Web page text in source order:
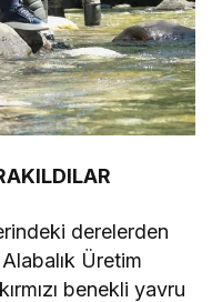
derelerden
Üretim
benekli yavru